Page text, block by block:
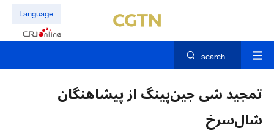
Language
search
تمجید شی جین‌پینگ از پیشاهنگان
شال‌سرخ